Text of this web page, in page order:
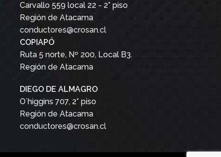
Carvallo 559 local 22 - 2° piso
Región de Atacama
conductores@crosan.cl
COPIAPÓ
Ruta 5 norte, Nº 200, Local B3.
Región de Atacama
DIEGO DE ALMAGRO
O´higgins 707, 2° piso
Región de Atacama
conductores@crosan.cl